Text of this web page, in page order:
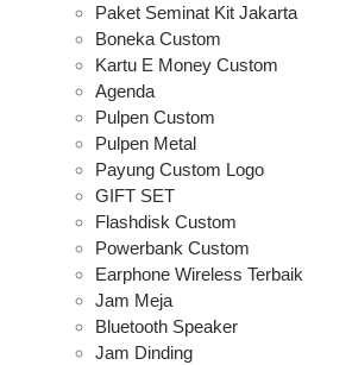
Paket Seminat Kit Jakarta
Boneka Custom
Kartu E Money Custom
Agenda
Pulpen Custom
Pulpen Metal
Payung Custom Logo
GIFT SET
Flashdisk Custom
Powerbank Custom
Earphone Wireless Terbaik
Jam Meja
Bluetooth Speaker
Jam Dinding